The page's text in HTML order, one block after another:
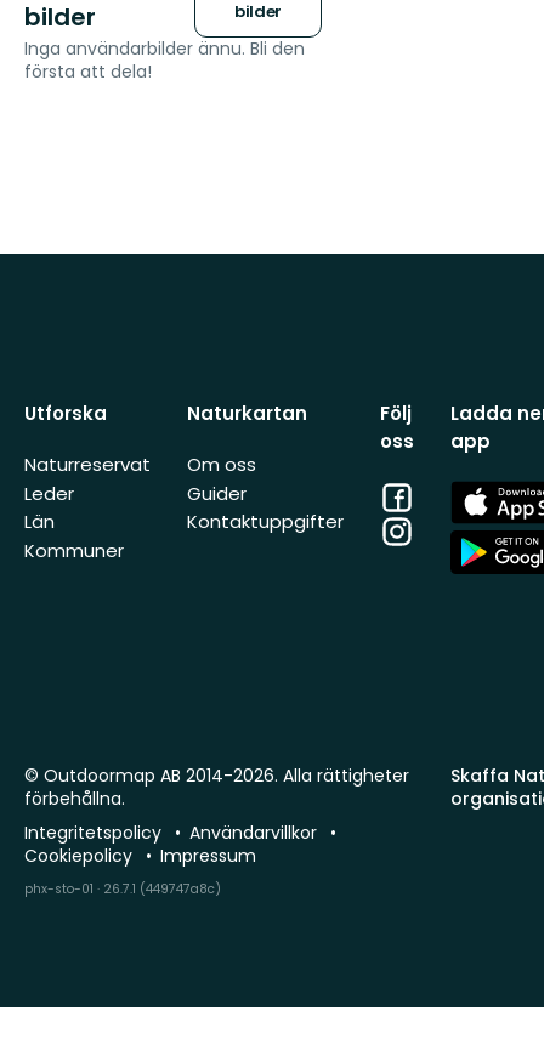
bilder
bilder
Inga användarbilder ännu. Bli den
första att dela!
Utforska
Naturreservat
Leder
Län
Kommuner
Naturkartan
Om oss
Guider
Kontaktuppgifter
Följ
oss
Facebook
Instagram
Ladda
app
App
Store
App
Store
Skaffa
© Outdoormap AB 2014-2026. Alla rättigheter
förbehållna.
Integritetspolicy
Användarvillkor
Cookiepolicy
Impressum
phx-sto-01 · 26.7.1 (449747a8c)